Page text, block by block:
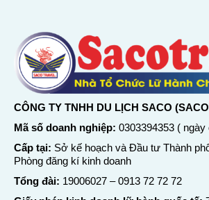
CÔNG TY TNHH DU LỊCH SACO
Mã số doanh nghiệp: 0303394353 ( ngày
Cấp tại: Sở kế hoạch và Đầu tư Thành
Phòng đăng kí kinh doanh
Tổng đài: 19006027 –0913 72 72 72